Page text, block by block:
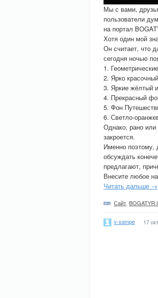
Мы с вами,
пользователи
на портал
Хотя один мой
Он считает, что
сегодня ночью
1.
2. Ярко
3. Яркие жёлтый
4. Прекрасный
5. Фон
6. Светло-
Однако, рано или
закроется.
Именно поэтому,
обсуждать
предлагают,
Внесите любое
Читать дальше →
Сайт
v-sampe 17